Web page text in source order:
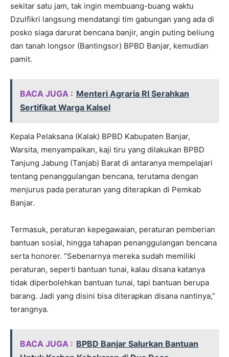
sekitar satu jam, tak ingin membuang-buang waktu
Dzulfikri langsung mendatangi tim gabungan yang ada di
posko siaga darurat bencana banjir, angin puting beliung
dan tanah longsor (Bantingsor) BPBD Banjar, kemudian
pamit.
BACA JUGA : Menteri Agraria RI Serahkan
Sertifikat Warga Kalsel
Kepala Pelaksana (Kalak) BPBD Kabupaten Banjar,
Warsita, menyampaikan, kaji tiru yang dilakukan BPBD
Tanjung Jabung (Tanjab) Barat di antaranya mempelajari
tentang penanggulangan bencana, terutama dengan
menjurus pada peraturan yang diterapkan di Pemkab
Banjar.
Termasuk, peraturan kepegawaian, peraturan pemberian
bantuan sosial, hingga tahapan penanggulangan bencana
serta honorer. “Sebenarnya mereka sudah memiliki
peraturan, seperti bantuan tunai, kalau disana katanya
tidak diperbolehkan bantuan tunai, tapi bantuan berupa
barang. Jadi yang disini bisa diterapkan disana nantinya,”
terangnya.
BACA JUGA : BPBD Banjar Salurkan Bantuan